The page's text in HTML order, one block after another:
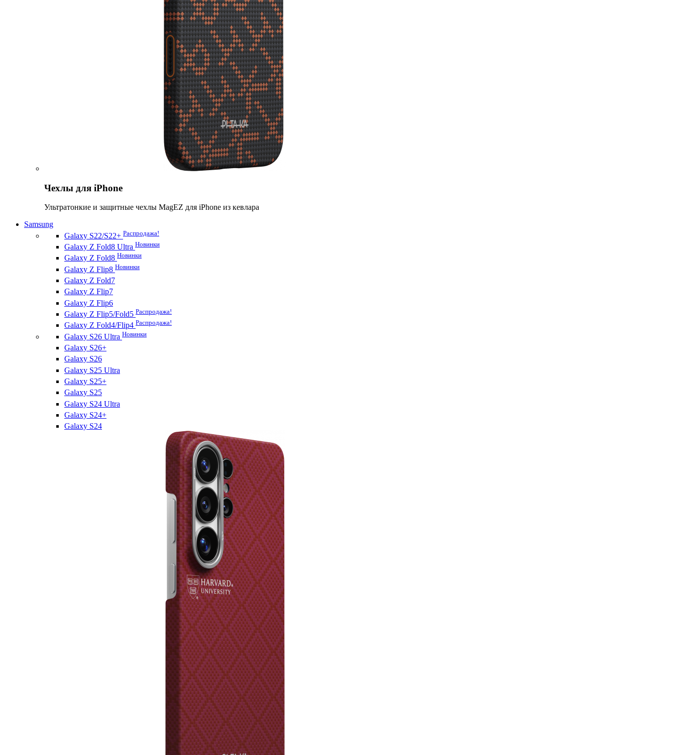
Чехлы для iPhone
Ультратонкие и защитные чехлы MagEZ для iPhone из кевлара
Samsung
Galaxy S22/S22+ Распродажа!
Galaxy Z Fold8 Ultra Новинки
Galaxy Z Fold8 Новинки
Galaxy Z Flip8 Новинки
Galaxy Z Fold7
Galaxy Z Flip7
Galaxy Z Flip6
Galaxy Z Flip5/Fold5 Распродажа!
Galaxy Z Fold4/Flip4 Распродажа!
Galaxy S26 Ultra Новинки
Galaxy S26+
Galaxy S26
Galaxy S25 Ultra
Galaxy S25+
Galaxy S25
Galaxy S24 Ultra
Galaxy S24+
Galaxy S24